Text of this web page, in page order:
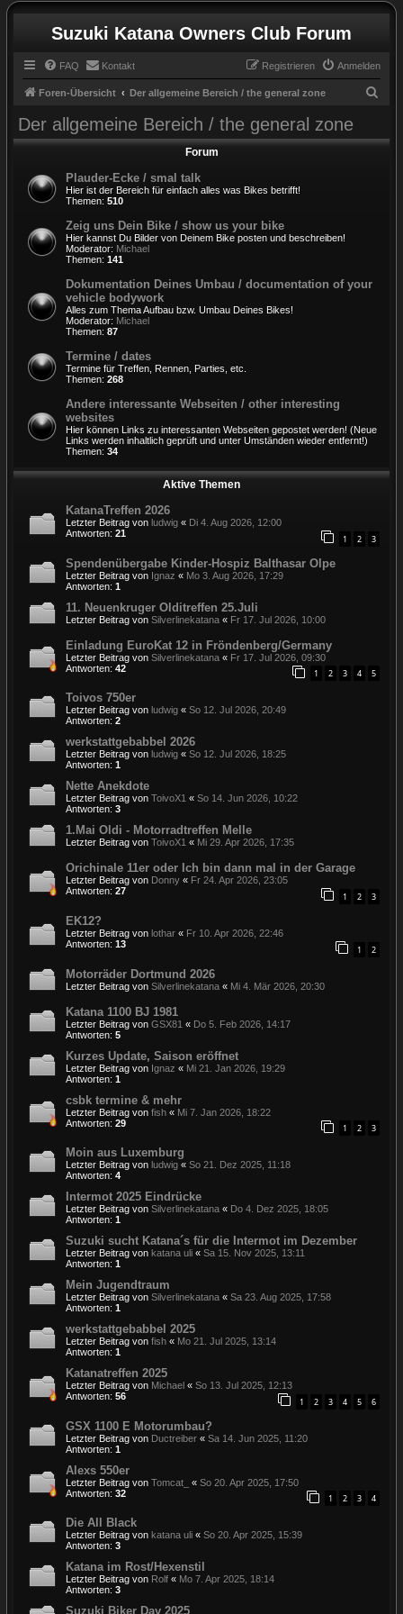
Suzuki Katana Owners Club Forum
FAQ Kontakt Anmelden
Registrieren
Foren-Übersicht Der allgemeine Bereich / the general zone
Der allgemeine Bereich / the general zone
Forum
Plauder-Ecke / smal talk
Hier ist der Bereich für einfach alles was Bikes betrifft!
Themen: 510
Zeig uns Dein Bike / show us your bike
Hier kannst Du Bilder von Deinem Bike posten und beschreiben!
Moderator: Michael
Themen: 141
Dokumentation Deines Umbau / documentation of your
vehicle bodywork
Alles zum Thema Aufbau bzw. Umbau Deines Bikes!
Moderator: Michael
Themen: 87
Termine / dates
Termine für Treffen, Rennen, Parties, etc.
Themen: 268
Andere interessante Webseiten / other interesting
websites
Hier können Links zu interessanten Webseiten gepostet werden! (Neue
Links werden inhaltlich geprüft und unter Umständen wieder entfernt!)
Themen: 34
Aktive Themen
KatanaTreffen 2026
Letzter Beitrag von ludwig « Di 4. Aug 2026, 12:00
Antworten: 21 1 2 3
Spendenübergabe Kinder-Hospiz Balthasar Olpe
Letzter Beitrag von Ignaz « Mo 3. Aug 2026, 17:29
Antworten: 1
11. Neuenkruger Olditreffen 25.Juli
Letzter Beitrag von Silverlinekatana « Fr 17. Jul 2026, 10:00
Einladung EuroKat 12 in Fröndenberg/Germany
Letzter Beitrag von Silverlinekatana « Fr 17. Jul 2026, 09:30
Antworten: 42 1 2 3 4 5
Toivos 750er
Letzter Beitrag von ludwig « So 12. Jul 2026, 20:49
Antworten: 2
werkstattgebabbel 2026
Letzter Beitrag von ludwig « So 12. Jul 2026, 18:25
Antworten: 1
Nette Anekdote
Letzter Beitrag von ToivoX1 « So 14. Jun 2026, 10:22
Antworten: 3
1.Mai Oldi - Motorradtreffen Melle
Letzter Beitrag von ToivoX1 « Mi 29. Apr 2026, 17:35
Orichinale 11er oder Ich bin dann mal in der Garage
Letzter Beitrag von Donny « Fr 24. Apr 2026, 23:05
Antworten: 27 1 2 3
EK12?
Letzter Beitrag von lothar « Fr 10. Apr 2026, 22:46
Antworten: 13 1 2
Motorräder Dortmund 2026
Letzter Beitrag von Silverlinekatana « Mi 4. Mär 2026, 20:30
Katana 1100 BJ 1981
Letzter Beitrag von GSX81 « Do 5. Feb 2026, 14:17
Antworten: 5
Kurzes Update, Saison eröffnet
Letzter Beitrag von Ignaz « Mi 21. Jan 2026, 19:29
Antworten: 1
csbk termine & mehr
Letzter Beitrag von fish « Mi 7. Jan 2026, 18:22
Antworten: 29 1 2 3
Moin aus Luxemburg
Letzter Beitrag von ludwig « So 21. Dez 2025, 11:18
Antworten: 4
Intermot 2025 Eindrücke
Letzter Beitrag von Silverlinekatana « Do 4. Dez 2025, 18:05
Antworten: 1
Suzuki sucht Katana´s für die Intermot im Dezember
Letzter Beitrag von katana uli « Sa 15. Nov 2025, 13:11
Antworten: 1
Mein Jugendtraum
Letzter Beitrag von Silverlinekatana « Sa 23. Aug 2025, 17:58
Antworten: 1
werkstattgebabbel 2025
Letzter Beitrag von fish « Mo 21. Jul 2025, 13:14
Antworten: 1
Katanatreffen 2025
Letzter Beitrag von Michael « So 13. Jul 2025, 12:13
Antworten: 56 1 2 3 4 5 6
GSX 1100 E Motorumbau?
Letzter Beitrag von Ductreiber « Sa 14. Jun 2025, 11:20
Antworten: 1
Alexs 550er
Letzter Beitrag von Tomcat_ « So 20. Apr 2025, 17:50
Antworten: 32 1 2 3 4
Die All Black
Letzter Beitrag von katana uli « So 20. Apr 2025, 15:39
Antworten: 3
Katana im Rost/Hexenstil
Letzter Beitrag von Rolf « Mo 7. Apr 2025, 18:14
Antworten: 3
Suzuki Biker Day 2025